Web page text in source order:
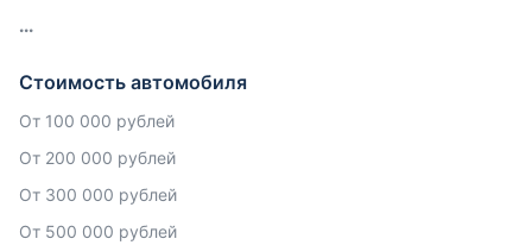
Стоимость автомобиля
От 100 000 рублей
От 200 000 рублей
От 300 000 рублей
От 500 000 рублей